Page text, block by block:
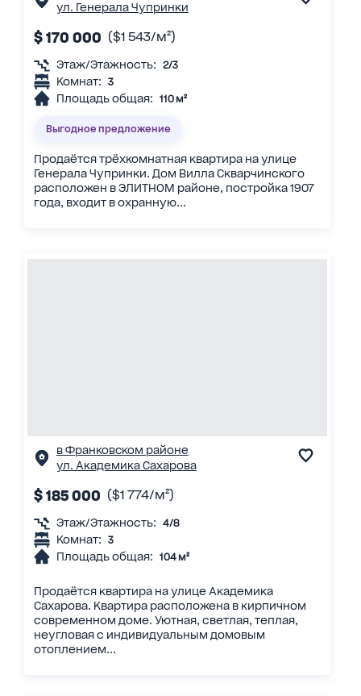
ул. Генерала Чупринки
$ 170 000 ($1 543/м²)
Этаж/Этажность: 2/3
Комнат: 3
Площадь общая: 110 м²
Выгодное предложение
Продаётся трёхкомнатная квартира на улице
Генерала Чупринки. Дом Вилла Скварчинского
расположен в ЭЛИТНОМ районе, постройка 1907
года, входит в охранную...
в Франковском районе
ул. Академика Сахарова
$ 185 000 ($1 774/м²)
Этаж/Этажность: 4/8
Комнат: 3
Площадь общая: 104 м²
Продаётся квартира на улице Академика
Сахарова. Квартира расположена в кирпичном
современном доме. Уютная, светлая, теплая,
неугловая с индивидуальным домовым
отоплением...